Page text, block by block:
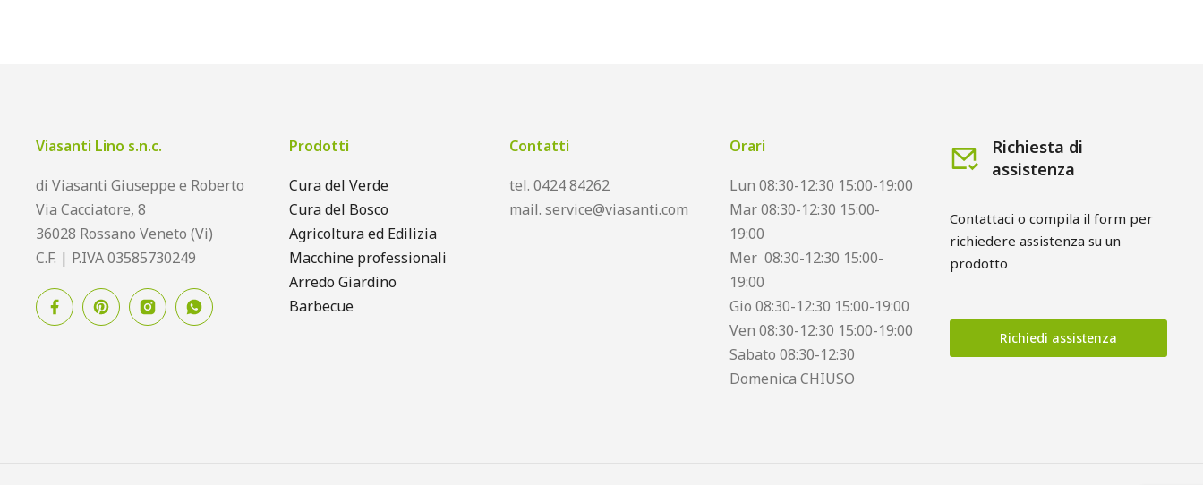
Viasanti Lino s.n.c.
di Viasanti Giuseppe e Roberto
Via Cacciatore, 8
36028 Rossano Veneto (Vi)
C.F. | P.IVA 03585730249
Prodotti
Cura del Verde
Cura del Bosco
Agricoltura ed Edilizia
Macchine professionali
Arredo Giardino
Barbecue
Contatti
tel. 0424 84262
mail. service@viasanti.com
Orari
Lun 08:30-12:30 15:00-19:00
Mar 08:30-12:30 15:00-
19:00
Mer 08:30-12:30 15:00-
19:00
Gio 08:30-12:30 15:00-19:00
Ven 08:30-12:30 15:00-19:00
Sabato 08:30-12:30
Domenica CHIUSO
Richiesta di
assistenza
Contattaci o compila il form per
richiedere assistenza su un
prodotto
Richiedi assistenza